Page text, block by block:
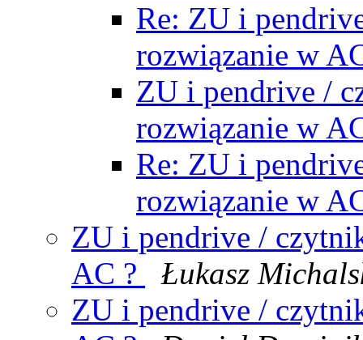
Re: ZU i
rozwiązanie w
ZU i pendrive /
rozwiązanie w
Re: ZU i
rozwiązanie w
ZU i pendrive /
AC ?
Łukasz
ZU i pendrive /